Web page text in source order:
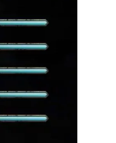
PS5
Switch
XBox One
XBox Series X|S